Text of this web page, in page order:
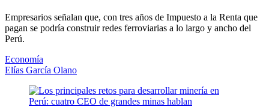
Empresarios señalan que, con tres años de Impuesto a la Renta que
pagan se podría construir redes ferroviarias a lo largo y ancho del
Perú.
Economía
Elías García Olano